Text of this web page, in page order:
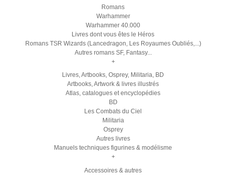
Romans
Warhammer
Warhammer 40.000
Livres dont vous êtes le Héros
Romans TSR Wizards (Lancedragon, Les Royaumes Oubliés,...)
Autres romans SF, Fantasy...
+
Livres, Artbooks, Osprey, Militaria, BD
Artbooks, Artwork & livres illustrés
Atlas, catalogues et encyclopédies
BD
Les Combats du Ciel
Militaria
Osprey
Autres livres
Manuels techniques figurines & modélisme
+
Accessoires & autres